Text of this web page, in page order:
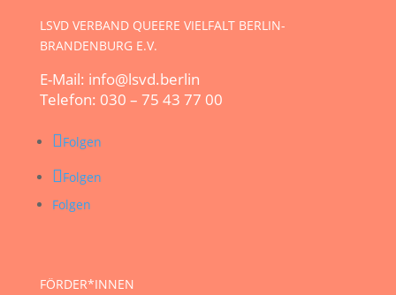
LSVD VERBAND QUEERE VIELFALT BERLIN-
BRANDENBURG E.V.
E-Mail: info@lsvd.berlin
Telefon: 030 – 75 43 77 00
Folgen
Folgen
Folgen
FÖRDER*INNEN